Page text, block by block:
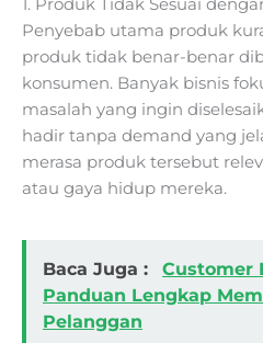
1. Produk Tidak Sesuai
Penyebab utama produk
produk tidak benar-benar
konsumen. Banyak bisnis
masalah yang ingin
hadir tanpa demand yang
merasa produk tersebut
atau gaya hidup mereka.
Baca Juga :
Customer
Panduan Lengkap
Pelanggan